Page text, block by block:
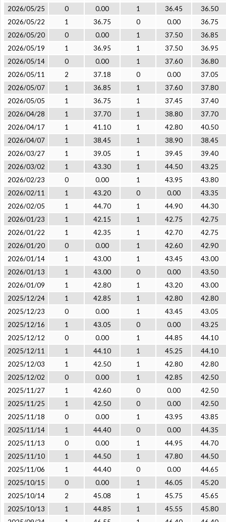
2026/05/25
0 0.00 1 36.45
36.50
2026/05/22
1 36.75 0 0.00
36.75
2026/05/20
0 0.00 1 37.50
36.85
2026/05/19
1 36.95 1 37.50
36.95
2026/05/14
0 0.00 1 37.60
36.80
2026/05/11
2 37.18 0 0.00
37.05
2026/05/07
1 36.85 1 37.60
37.80
2026/05/05
1 36.75 1 37.45
37.40
2026/04/28
1 37.70 1 38.80
37.70
2026/04/17
1 41.10 1 42.80
40.50
2026/04/07
1 38.45 1 38.90
38.45
2026/03/27
1 39.05 1 39.45
39.40
2026/03/02
1 43.30 1 44.50
43.25
2026/02/23
0 0.00 1 43.95
43.80
2026/02/11
1 43.20 0 0.00
43.35
2026/02/05
1 44.70 1 44.90
44.30
2026/01/23
1 42.15 1 42.75
42.75
2026/01/22
1 42.35 1 42.70
42.75
2026/01/20
0 0.00 1 42.60
42.90
2026/01/14
1 43.00 1 43.45
43.00
2026/01/13
1 43.00 0 0.00
43.50
2026/01/09
1 42.80 1 43.20
43.00
2025/12/24
1 42.85 1 42.80
42.80
2025/12/23
0 0.00 1 43.45
43.05
2025/12/16
1 43.05 0 0.00
43.25
2025/12/12
0 0.00 1 44.85
44.10
2025/12/11
1 44.10 1 45.25
44.10
2025/12/03
1 42.50 1 42.80
42.80
2025/12/02
0 0.00 1 42.85
42.50
2025/11/27
1 42.60 0 0.00
42.50
2025/11/25
1 42.50 0 0.00
42.50
2025/11/18
0 0.00 1 43.95
43.85
2025/11/14
1 44.40 0 0.00
44.35
2025/11/13
0 0.00 1 44.95
44.70
2025/11/10
1 44.50 1 47.80
44.50
2025/11/06
1 44.40 0 0.00
44.65
2025/10/15
0 0.00 1 46.05
45.20
2025/10/14
2 45.08 1 45.75
45.65
2025/10/13
1 44.85 1 45.55
45.80